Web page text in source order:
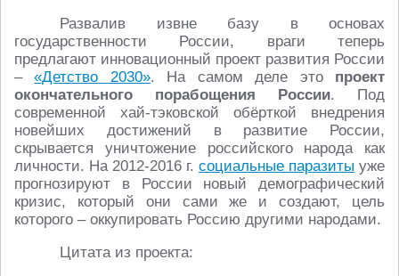
Развалив извне базу в основах
государственности России, враги теперь
предлагают инновационный проект развития России
–«Детство 2030». На самом деле это проект
окончательного порабощения России. Под
современной хай-тэковской обёрткой внедрения
новейших достижений в развитие России,
скрывается уничтожение российского народа как
личности. На 2012-2016 г. социальные паразиты уже
прогнозируют в России новый демографический
кризис, который они сами же и создают, цель
которого – оккупировать Россию другими народами.
Цитата из проекта: